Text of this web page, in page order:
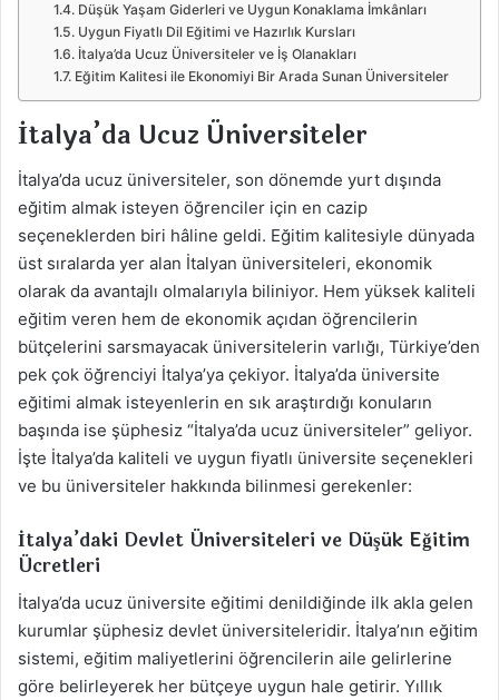
Düşük Yaşam Giderleri ve Uygun Konaklama İmkânları
Uygun Fiyatlı Dil Eğitimi ve Hazırlık Kursları
İtalya’da Ucuz Üniversiteler ve İş Olanakları
Eğitim Kalitesi ile Ekonomiyi Bir Arada Sunan Üniversiteler
İtalya’da Ucuz Üniversiteler
İtalya’da ucuz üniversiteler, son dönemde yurt dışında
eğitim almak isteyen öğrenciler için en cazip
seçeneklerden biri hâline geldi. Eğitim kalitesiyle dünyada
üst sıralarda yer alan İtalyan üniversiteleri, ekonomik
olarak da avantajlı olmalarıyla biliniyor. Hem yüksek kaliteli
eğitim veren hem de ekonomik açıdan öğrencilerin
bütçelerini sarsmayacak üniversitelerin varlığı, Türkiye’den
pek çok öğrenciyi İtalya’ya çekiyor. İtalya’da üniversite
eğitimi almak isteyenlerin en sık araştırdığı konuların
başında ise şüphesiz “İtalya’da ucuz üniversiteler” geliyor.
İşte İtalya’da kaliteli ve uygun fiyatlı üniversite seçenekleri
ve bu üniversiteler hakkında bilinmesi gerekenler:
İtalya’daki Devlet Üniversiteleri ve Düşük Eğitim
Ücretleri
İtalya’da ucuz üniversite eğitimi denildiğinde ilk akla gelen
kurumlar şüphesiz devlet üniversiteleridir. İtalya’nın eğitim
sistemi, eğitim maliyetlerini öğrencilerin aile gelirlerine
göre belirleyerek her bütçeye uygun hale getirir. Yıllık